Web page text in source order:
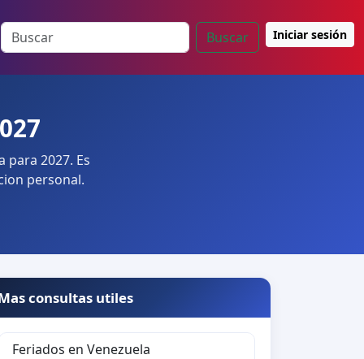
Buscar Iniciar sesión
2027. Es
personal.
consultas utiles
Feriados en Venezuela